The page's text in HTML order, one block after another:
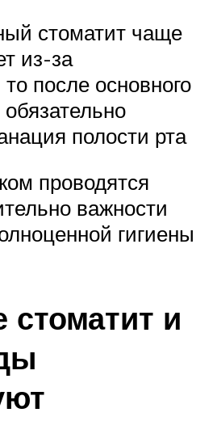
стоматит чаще
из-за
после основного
полости рта
проводятся
важности
гигиены
стоматит и